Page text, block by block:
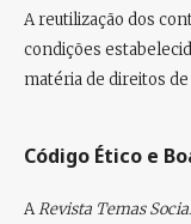
A reutilização dos
condições
matéria de direitos de
Código Ético e
ARevista Temas